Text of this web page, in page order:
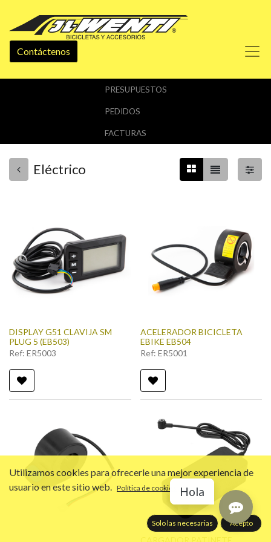
Contáctenos
PRESUPUESTOS
PEDIDOS
FACTURAS
Eléctrico
DISPLAY G51 CLAVIJA SM
PLUG 5 (EB503)
Ref: ER5003
ACELERADOR BICICLETA
EBIKE EB504
Ref: ER5001
CARGADOR PATINETE
Utilizamos cookies para ofrecerle una mejor experiencia de
usuario en este sitio web. Política de cookies
Solo las necesarias Acepto
Hola